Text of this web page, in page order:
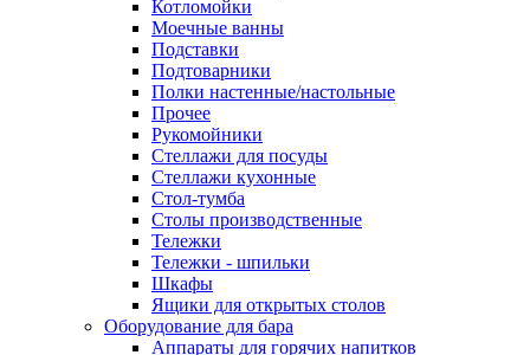
Котломойки
Моечные ванны
Подставки
Подтоварники
Полки настенные/настольные
Прочее
Рукомойники
Стеллажи для посуды
Стеллажи кухонные
Стол-тумба
Столы производственные
Тележки
Тележки - шпильки
Шкафы
Ящики для открытых столов
Оборудование для бара
Аппараты для горячих напитков